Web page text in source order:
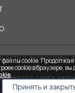
и аксессуары
© 2026
с сайта
файлы cookie.
cookie в браузере, вы
.
Принять и